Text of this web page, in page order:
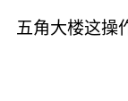
五角大楼这操